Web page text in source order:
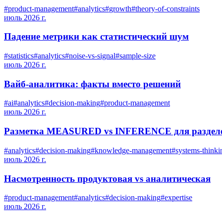
#product-management#analytics#growth#theory-of-constraints
июль 2026 г.
Падение метрики как статистический шум
#statistics#analytics#noise-vs-signal#sample-size
июль 2026 г.
Вайб-аналитика: факты вместо решений
#ai#analytics#decision-making#product-management
июль 2026 г.
Разметка MEASURED vs INFERENCE для
#analytics#decision-making#knowledge-management#systems-
июль 2026 г.
Насмотренность продуктовая vs аналитическая
#product-management#analytics#decision-making#expertise
июль 2026 г.